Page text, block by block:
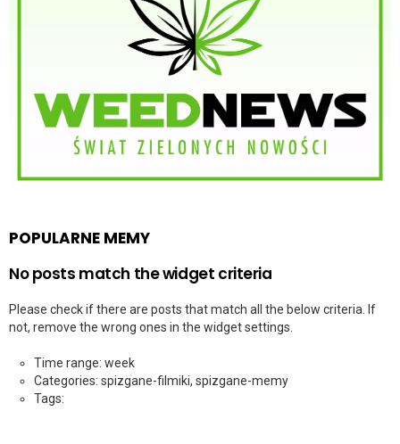
POPULARNE MEMY
No posts match the widget criteria
Please check if there are posts that match all the below criteria. If
not, remove the wrong ones in the widget settings.
Time range: week
Categories: spizgane-filmiki, spizgane-memy
Tags: